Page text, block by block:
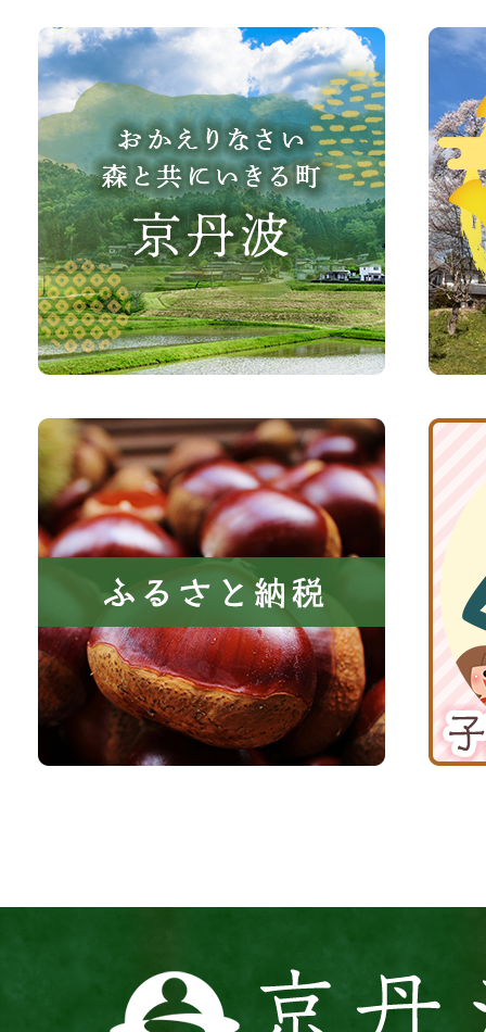
お
か
え
り
な
さ
い、
森
共
に
い
き
町
京
京
波
町
観
光
サ
イ
ふ
る
さ
と
税
京
波
子
育
て
応
援
丹